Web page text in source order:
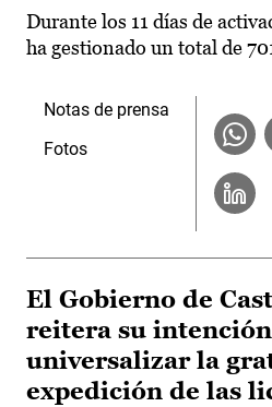
Durante los 11 días de
ha gestionado un total de
Notas de prensa
Fotos
El Gobierno de
reitera su
universalizar la
expedición de las